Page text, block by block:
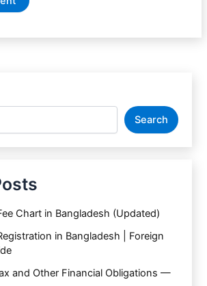
Search
Chart in Bangladesh (Updated)
in Bangladesh | Foreign
and Other Financial Obligations —